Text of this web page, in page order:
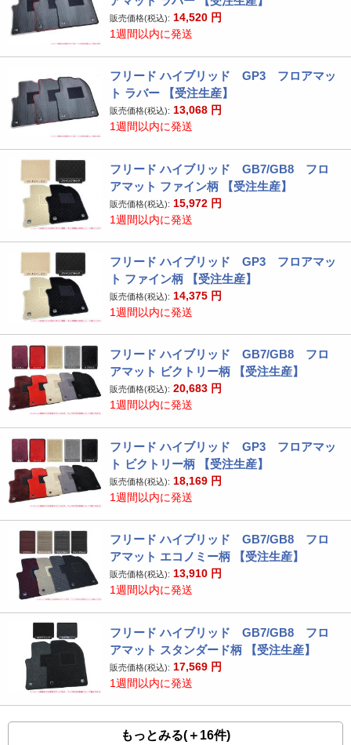
販売価格(税込): 14,520 円
1週間以内に発送
フリード ハイブリッド GP3 フロアマッ
ト ラバー 【受注生産】
販売価格(税込): 13,068 円
1週間以内に発送
フリード ハイブリッド GB7/GB8 フロ
アマット ファイン柄 【受注生産】
販売価格(税込): 15,972 円
1週間以内に発送
フリード ハイブリッド GP3 フロアマッ
ト ファイン柄 【受注生産】
販売価格(税込): 14,375 円
1週間以内に発送
フリード ハイブリッド GB7/GB8 フロ
アマット ビクトリー柄 【受注生産】
販売価格(税込): 20,683 円
1週間以内に発送
フリード ハイブリッド GP3 フロアマッ
ト ビクトリー柄 【受注生産】
販売価格(税込): 18,169 円
1週間以内に発送
フリード ハイブリッド GB7/GB8 フロ
アマット エコノミー柄 【受注生産】
販売価格(税込): 13,910 円
1週間以内に発送
フリード ハイブリッド GB7/GB8 フロ
アマット スタンダード柄 【受注生産】
販売価格(税込): 17,569 円
1週間以内に発送
もっとみる(＋16件)